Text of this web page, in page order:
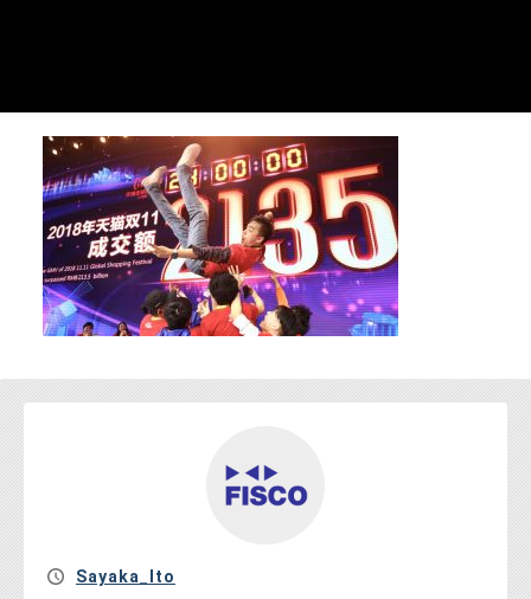
お問い合わせ
Sayaka_Ito